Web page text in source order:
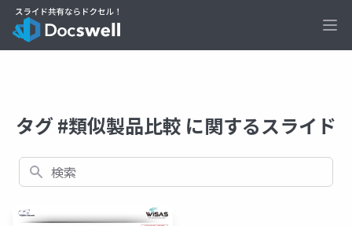
タグ #類似製品比較 に関するスライド
検索